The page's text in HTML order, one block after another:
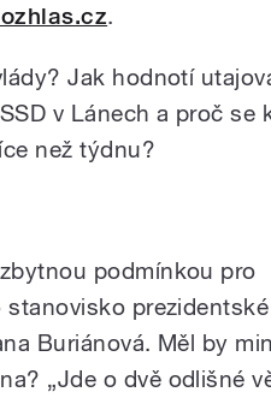
.
Jak hodnotí
v Lánech a proč se
než týdnu?
podmínkou pro
stanovisko prezidentské
Buriánová. Měl by
„Jde o dvě odlišné